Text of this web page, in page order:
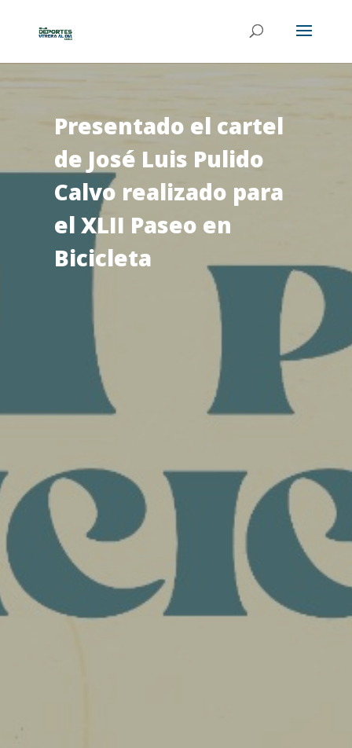
Presentado el cartel
de José Luis Pulido
Calvo realizado para
el XLII Paseo en
Bicicleta